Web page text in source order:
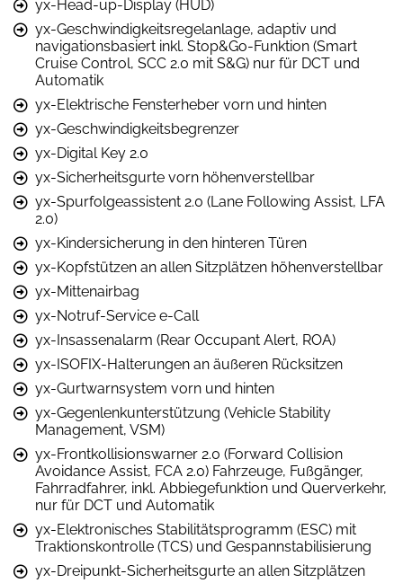
yx-Head-up-Display (HUD)
yx-Geschwindigkeitsregelanlage, adaptiv und
navigationsbasiert inkl. Stop&Go-Funktion (Smart
Cruise Control, SCC 2.0 mit S&G) nur für DCT und
Automatik
yx-Elektrische Fensterheber vorn und hinten
yx-Geschwindigkeitsbegrenzer
yx-Digital Key 2.0
yx-Sicherheitsgurte vorn höhenverstellbar
yx-Spurfolgeassistent 2.0 (Lane Following Assist, LFA
2.0)
yx-Kindersicherung in den hinteren Türen
yx-Kopfstützen an allen Sitzplätzen höhenverstellbar
yx-Mittenairbag
yx-Notruf-Service e-Call
yx-Insassenalarm (Rear Occupant Alert, ROA)
yx-ISOFIX-Halterungen an äußeren Rücksitzen
yx-Gurtwarnsystem vorn und hinten
yx-Gegenlenkunterstützung (Vehicle Stability
Management, VSM)
yx-Frontkollisionswarner 2.0 (Forward Collision
Avoidance Assist, FCA 2.0) Fahrzeuge, Fußgänger,
Fahrradfahrer, inkl. Abbiegefunktion und Querverkehr,
nur für DCT und Automatik
yx-Elektronisches Stabilitätsprogramm (ESC) mit
Traktionskontrolle (TCS) und Gespannstabilisierung
yx-Dreipunkt-Sicherheitsgurte an allen Sitzplätzen